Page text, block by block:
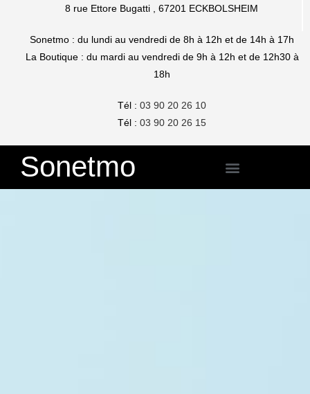
8 rue Ettore Bugatti , 67201 ECKBOLSHEIM
Sonetmo : du lundi au vendredi de 8h à 12h et de 14h à 17h
La Boutique : du mardi au vendredi de 9h à 12h et de 12h30 à
18h
Tél : 03 90 20 26 10
Tél : 03 90 20 26 15
Sonetmo